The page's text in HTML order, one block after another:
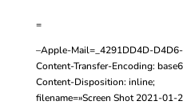
=
–Apple-Mail=_4291DD4D-
Content-Transfer-Encoding:
Content-Disposition: inline;
filename=»Screen Shot 2021-01-